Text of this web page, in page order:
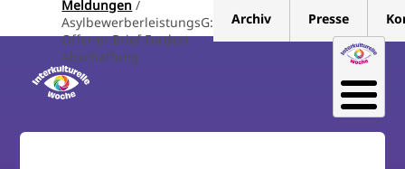
Meldungen
AsylbewerberleistungsG:
Offener Brief Fordert
Abschaffung
Archiv Presse